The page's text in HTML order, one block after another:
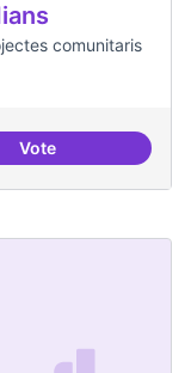
comunitaris
VoteCasal de Barri